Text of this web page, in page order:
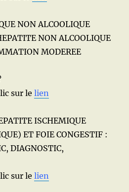
NON ALCOOLIQUE
NON ALCOOLIQUE
MODEREE
sur lelien
ISCHEMIQUE
ET FOIE CONGESTIF :
DIAGNOSTIC,
sur lelien